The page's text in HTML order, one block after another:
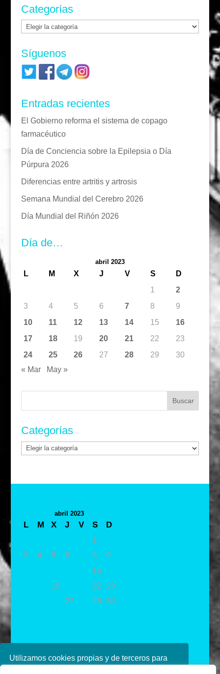
Utilizamos cookies propias y de terceros para
Categorías
Categorías
Síguenos
Entradas recientes
El Gobierno reforma el sistema de copago
farmacéutico
Día de Conciencia sobre la Epilepsia o Día
Púrpura 2026
Diferencias entre artritis y artrosis
Semana Mundial del Cerebro 2026
Día Mundial del Riñón 2026
Día de…
abril 2023
L M X J V S
D
1
2
3
4 5 6 7 8
9
10
11 12 13 14 15
16
17
18 19 20 21 22
23
24
25 26 27 28 29
30
« Mar
May »
Categorías
Categorías
abril 2023
L M X J V S
D
1
3
4 5 6 8
9
15
19 22
23
27 29 30